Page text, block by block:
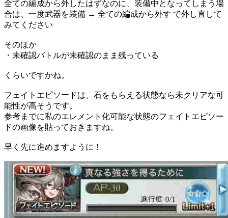
全ての編成から外したはずなのに、装備中となってしまう場
合は、一度武器を装備 → 全ての編成から外す で外し直して
みてください
そのほか
・未確認バトルが未確認のまま残っている
くらいですかね。
フェイトエピソードは、石をもらえる状態なら未クリアな可
能性が高そうです。
参考までに私のエレメント化可能な状態のフェイトエピソー
ドの画像を貼っておきますね。
早く先に進めますように！